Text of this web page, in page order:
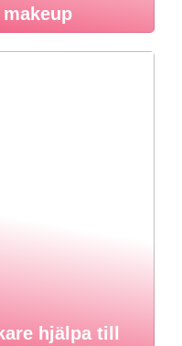
hjälpa till